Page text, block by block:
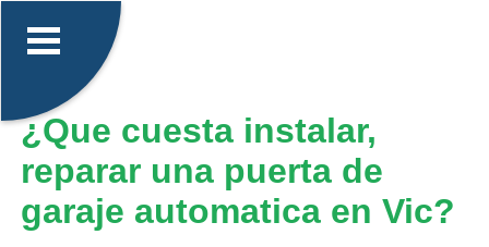
¿Que cuesta instalar,
reparar una puerta de
garaje automatica en Vic?